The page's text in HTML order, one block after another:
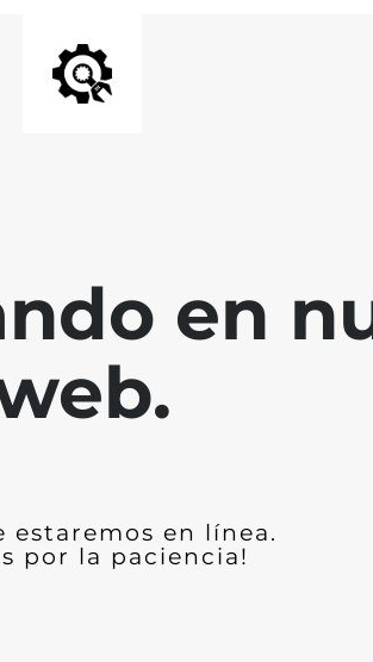
en
estaremos en línea.
por la paciencia!